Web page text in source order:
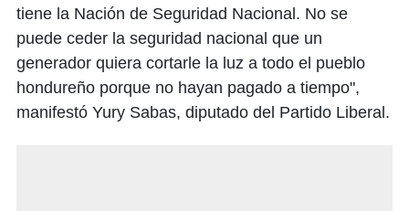
tiene la Nación de Seguridad Nacional. No se
puede ceder la seguridad nacional que un
generador quiera cortarle la luz a todo el pueblo
hondureño porque no hayan pagado a tiempo",
manifestó Yury Sabas, diputado del Partido Liberal.